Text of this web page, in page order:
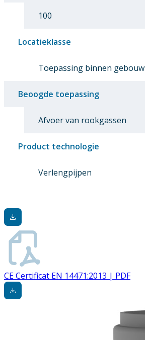
100
Locatieklasse
Toepassing binnen gebouw
Beoogde toepassing
Afvoer van rookgassen
Product technologie
Verlengpijpen
CE Certificat EN 14471:2013 | PDF